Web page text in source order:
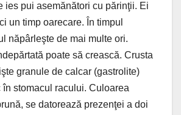
ies pui asemănători cu părinţii. Ei
un timp oarecare. În timpul
năpârleşte de mai multe ori.
poate să crească. Crusta
granule de calcar (gastrolite)
în stomacul racului. Culoarea
se datorează prezenţei a doi